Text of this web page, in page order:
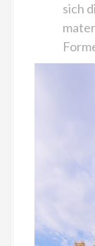
sich